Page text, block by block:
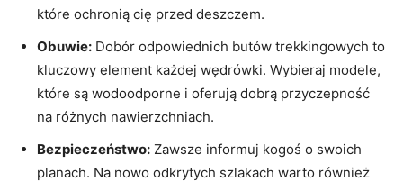
które ochronią cię przed deszczem.
Obuwie: Dobór odpowiednich butów trekkingowych to
kluczowy element każdej wędrówki. Wybieraj modele,
które są wodoodporne i oferują dobrą przyczepność
na różnych nawierzchniach.
Bezpieczeństwo: Zawsze informuj kogoś o swoich
planach. Na nowo odkrytych szlakach warto również